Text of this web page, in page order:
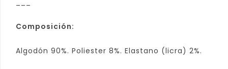
Composición:
Algodón 90%. Poliester 8%. Elastano (licra) 2%.